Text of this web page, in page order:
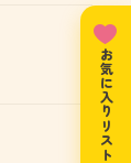
お気に入りリスト